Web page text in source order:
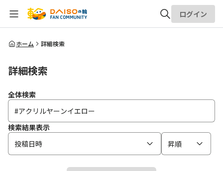
全体検索
ログイン
ホーム 詳細検索
詳細検索
全体検索
検索結果表示
投稿日時
昇順